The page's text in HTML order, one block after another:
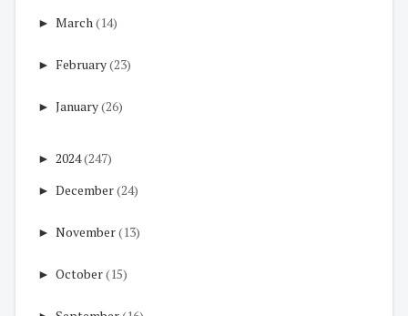
► March(14)
► February(23)
► January(26)
► 2024(247)
► December(24)
► November(13)
► October(15)